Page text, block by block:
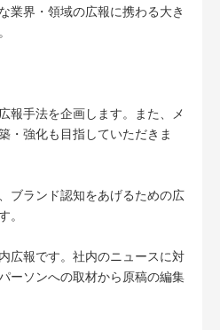
業界・領域の広報に携わる大き
報手法を企画します。また、メ
・強化も目指していただきま
ブランド認知をあげるための広
。
広報です。社内のニュースに対
ーソンへの取材から原稿の編集